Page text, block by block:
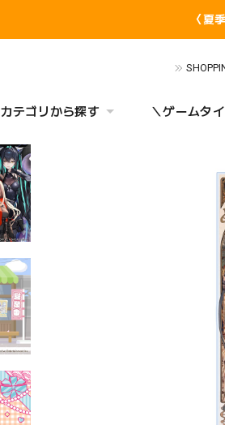
〈夏
カテゴリから探す ＼ゲームタ